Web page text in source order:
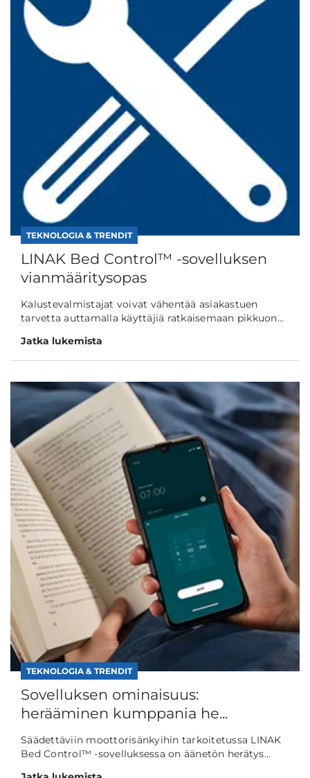
TEKNOLOGIA & TRENDIT
LINAK Bed Control™ -sovelluksen
vianmääritysopas
Kalustevalmistajat voivat vähentää asiakastuen
tarvetta auttamalla käyttäjiä ratkaisemaan pikkuon...
Jatka lukemista
TEKNOLOGIA & TRENDIT
Sovelluksen ominaisuus:
herääminen kumppania he...
Säädettäviin moottorisänkyihin tarkoitetussa LINAK
Bed Control™ -sovelluksessa on äänetön herätys...